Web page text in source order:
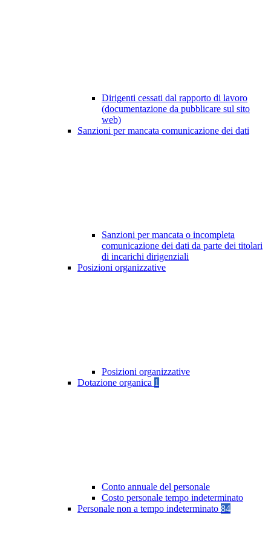
Dirigenti cessati dal rapporto di lavoro
(documentazione da pubblicare sul sito
web)
Sanzioni per mancata comunicazione dei dati
Sanzioni per mancata o incompleta
comunicazione dei dati da parte dei titolari
di incarichi dirigenziali
Posizioni organizzative
Posizioni organizzative
Dotazione organica 1
Conto annuale del personale
Costo personale tempo indeterminato
Personale non a tempo indeterminato 84